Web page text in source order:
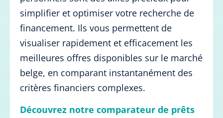
simplifier et optimiser votre recherche de
financement. Ils vous permettent de
visualiser rapidement et efficacement les
meilleures offres disponibles sur le marché
belge, en comparant instantanément des
critères financiers complexes.
Découvrez notre comparateur de prêts